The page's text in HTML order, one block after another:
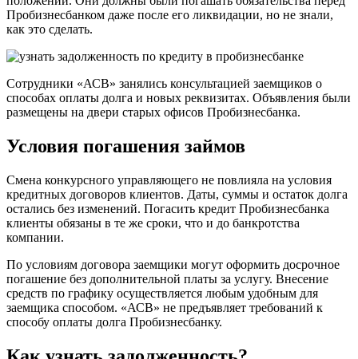
Пробизнесбанком даже после его ликвидации, но не знали,
как это сделать.
Сотрудники «АСВ» занялись консультацией заемщиков о
способах оплаты долга и новых реквизитах. Объявления были
размещены на двери старых офисов Пробизнесбанка.
Условия погашения займов
Смена конкурсного управляющего не повлияла на условия
кредитных договоров клиентов. Даты, суммы и остаток долга
остались без изменений. Погасить кредит Пробизнесбанка
клиенты обязаны в те же сроки, что и до банкротства
компании.
По условиям договора заемщики могут оформить досрочное
погашение без дополнительной платы за услугу. Внесение
средств по графику осуществляется любым удобным для
заемщика способом. «АСВ» не предъявляет требований к
способу оплаты долга Пробизнесбанку.